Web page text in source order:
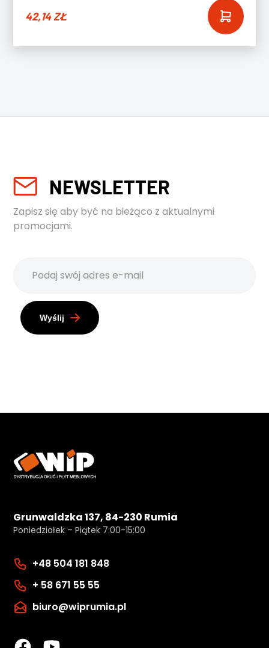
42,14ZŁ
NEWSLETTER
Zapisz się aby być na bieżąco z aktualnymi
promocjami.
Wyślij
Grunwaldzka 137, 84-230 Rumia
Poniedziałek – Piątek 7:00-15:00
+48 504 181 848
+ 58 671 55 55
biuro@wiprumia.pl